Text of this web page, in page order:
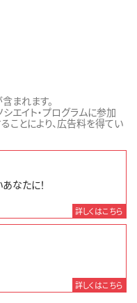
まれます。
エイト・プログラムに参加
ことにより、広告料を得てい
なたに！
詳しくはこちら
詳しくはこちら